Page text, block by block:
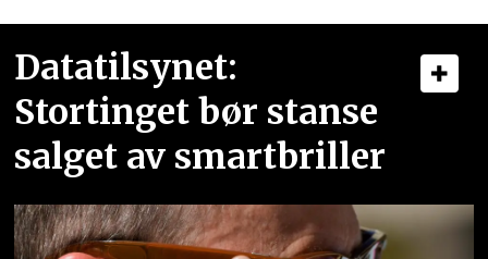
Datatilsynet:
Stortinget bør stanse
salget av smartbriller